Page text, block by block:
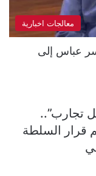
معالجات اخبارية
عباس إلى
تجارب”..
قرار السلطة